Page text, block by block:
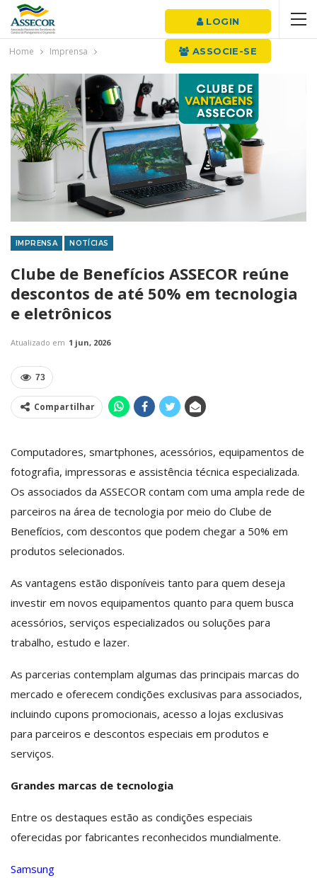
LOGIN
ASSOCIE-SE
Home Imprensa
IMPRENSA NOTÍCIAS
Clube de Benefícios ASSECOR reúne
descontos de até 50% em tecnologia
e eletrônicos
Atualizado em 1 jun, 2026
73
Compartilhar
Computadores, smartphones, acessórios, equipamentos de
fotografia, impressoras e assistência técnica especializada.
Os associados da ASSECOR contam com uma ampla rede de
parceiros na área de tecnologia por meio do Clube de
Benefícios, com descontos que podem chegar a 50% em
produtos selecionados.
As vantagens estão disponíveis tanto para quem deseja
investir em novos equipamentos quanto para quem busca
acessórios, serviços especializados ou soluções para
trabalho, estudo e lazer.
As parcerias contemplam algumas das principais marcas do
mercado e oferecem condições exclusivas para associados,
incluindo cupons promocionais, acesso a lojas exclusivas
para parceiros e descontos especiais em produtos e
serviços.
Grandes marcas de tecnologia
Entre os destaques estão as condições especiais
oferecidas por fabricantes reconhecidos mundialmente.
Samsung